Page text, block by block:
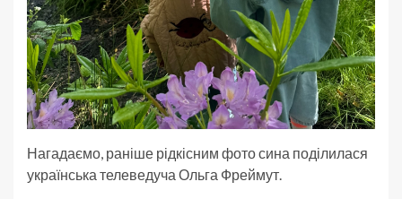
Нагадаємо, раніше рідкісним фото сина поділилася
українська телеведуча Ольга Фреймут.